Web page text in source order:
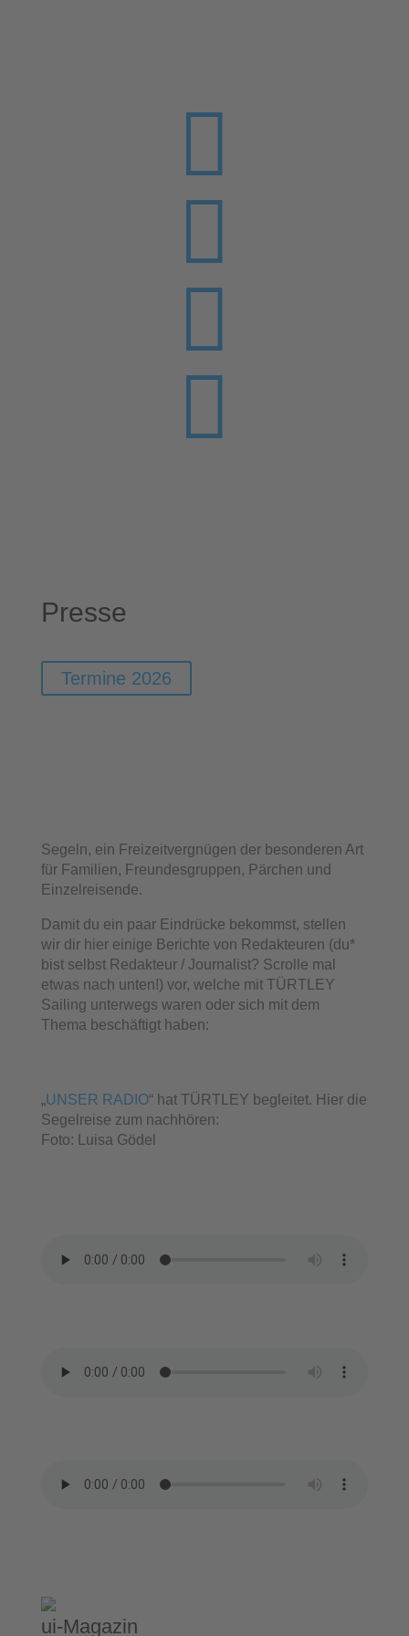




Presse
Termine 2026
Segeln, ein Freizeitvergnügen der besonderen Art
für Familien, Freundesgruppen, Pärchen und
Einzelreisende.
Damit du ein paar Eindrücke bekommst, stellen
wir dir hier einige Berichte von Redakteuren (du*
bist selbst Redakteur / Journalist? Scrolle mal
etwas nach unten!) vor, welche mit TÜRTLEY
Sailing unterwegs waren oder sich mit dem
Thema beschäftigt haben:
„UNSER RADIO“ hat TÜRTLEY begleitet. Hier die
Segelreise zum nachhören:
Foto: Luisa Gödel
ui-Magazin